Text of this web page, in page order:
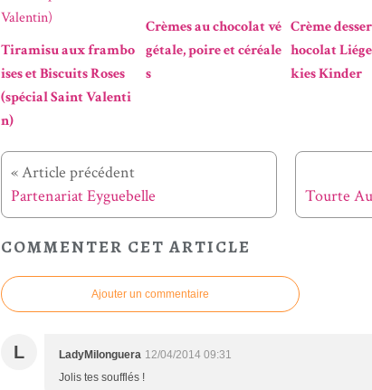
Tiramisu aux frambo
ises et Biscuits Roses
(spécial Saint Valenti
n)
Crèmes au chocolat vé
gétale, poire et céréale
s
Crème
hocolat
kies Kinder
« Article précédent
Partenariat Eyguebelle
COMMENTER CET ARTICLE
Ajouter un commentaire
L LadyMilonguera 12/04/2014 09:31
Jolis tes soufflés !